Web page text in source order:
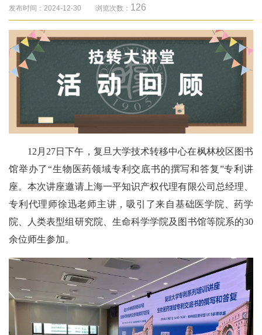
发布时间：2024-12-30 浏览次数： 126
12月27日下午，复旦大学技术转移中心在枫林校区图书
馆举办了“生物医药领域专利交底书的撰写和答复”专利讲
座。本次讲座邀请上海一平知识产权代理有限公司总经理、
专利代理师徐迅老师主讲，吸引了来自基础医学院、药学
院、人类表型组研究院、生命科学学院及图书馆等院系的30
余位师生参加。